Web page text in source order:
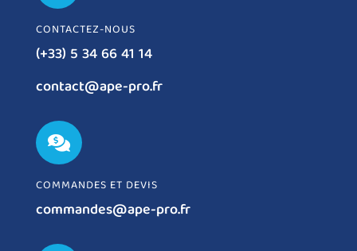
CONTACTEZ-NOUS
(+33) 5 34 66 41 14
contact@ape-pro.fr

COMMANDES ET DEVIS
commandes@ape-pro.fr